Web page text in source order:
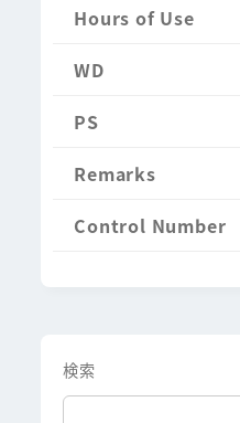
Hours of Use
WD
PS
Remarks
Control Number
検索